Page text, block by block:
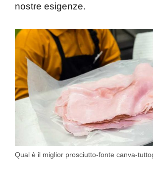
nostre esigenze.
Qual è il miglior prosciutto-fonte canva-